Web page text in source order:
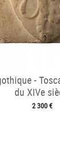
-
du XIVe
2 300 €